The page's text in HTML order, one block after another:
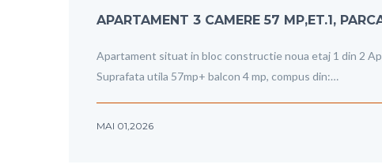
APARTAMENT 3 CAMERE 57 MP,ET.1,
Apartament situat in bloc constructie noua etaj 1 din 2
Suprafata utila 57mp+ balcon 4 mp, compus din:…
MAI 01,2026